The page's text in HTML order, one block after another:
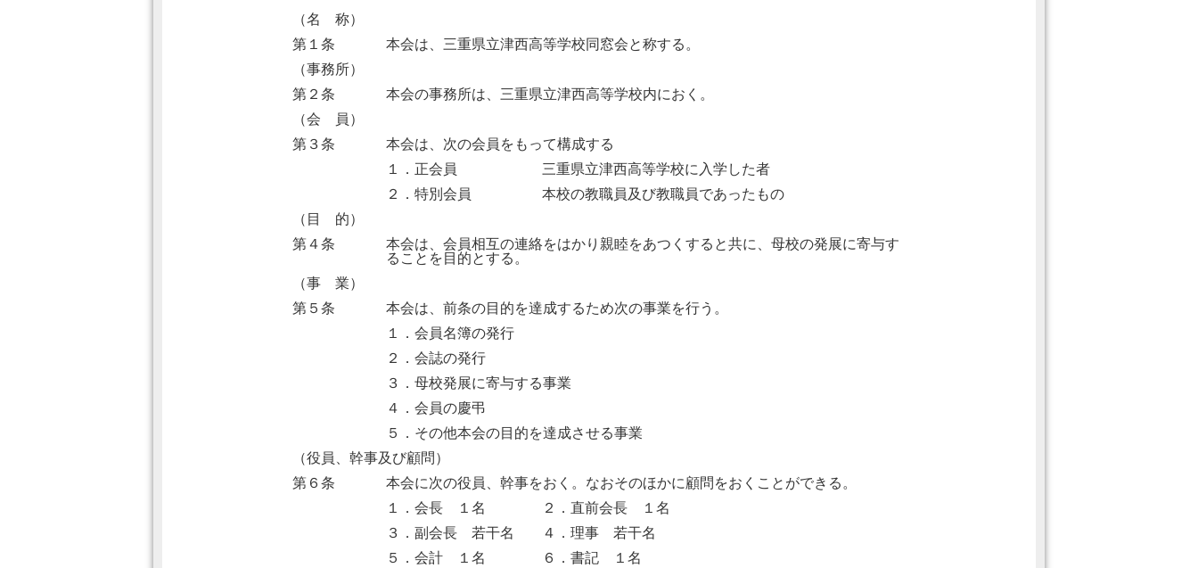
（名 称）
第１条
本会は、三重県立津西高等学校同窓会と称する。
（事務所）
第２条
本会の事務所は、三重県立津西高等学校内におく。
（会 員）
第３条
本会は、次の会員をもって構成する
１．正会員
三重県立津西高等学校に入学した者
２．特別会員
本校の教職員及び教職員であったもの
（目 的）
第４条
本会は、会員相互の連絡をはかり親睦をあつくすると共に、母校の発展に寄与す
ることを目的とする。
（事 業）
第５条
本会は、前条の目的を達成するため次の事業を行う。
１．会員名簿の発行
２．会誌の発行
３．母校発展に寄与する事業
４．会員の慶弔
５．その他本会の目的を達成させる事業
（役員、幹事及び顧問）
第６条
本会に次の役員、幹事をおく。なおそのほかに顧問をおくことができる。
１．会長 １名
２．直前会長 １名
３．副会長 若干名
４．理事 若干名
５．会計 １名
６．書記 １名